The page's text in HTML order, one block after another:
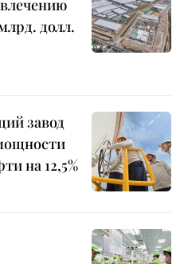
долл.
завод
на 12,5%